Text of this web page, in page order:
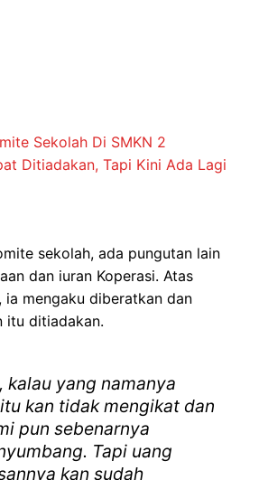
Sekolah Di SMKN 2
Ditiadakan, Tapi Kini Ada Lagi
sekolah, ada pungutan lain
dan iuran Koperasi. Atas
ia mengaku diberatkan dan
itu ditiadakan.
kalau yang namanya
kan tidak mengikat dan
pun sebenarnya
Tapi uang
kan sudah